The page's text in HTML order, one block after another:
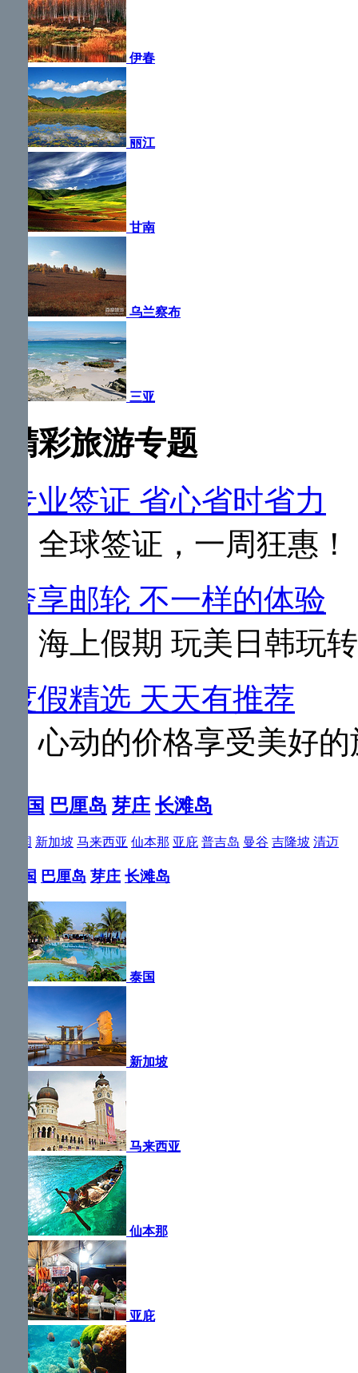
伊春
丽江
甘南
乌兰察布
三亚
精彩旅游专题
专业签证 省心省时省力
全球签证，一周狂惠！
奢享邮轮 不一样的体验
海上假期 玩美日韩玩
度假精选 天天有推荐
心动的价格享受美好
泰国 巴厘岛 芽庄 长滩岛
泰国 新加坡 马来西亚 仙本那 亚庇 普吉岛 曼谷 吉隆坡 清迈
泰国 巴厘岛 芽庄 长滩岛
泰国
新加坡
马来西亚
仙本那
亚庇